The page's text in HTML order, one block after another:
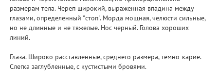
размерам тела. Череп широкий, выраженная впадина между
глазами, определенный "стоп". Морда мощная, челюсти сильные,
но не длинные и не тяжелые. Нос черный. Голова хороших
линий.
Глаза. Широко расставленные, среднего размера, темно-карие.
Слегка заглубленные, с кустистыми бровями.